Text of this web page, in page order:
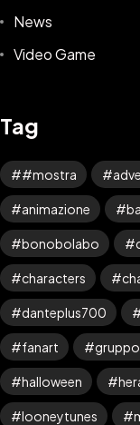
News
Video Game
Tag
#mostra
animazione
bonobolabo
characters
danteplus700
fanart
halloween
looneytunes
Ti